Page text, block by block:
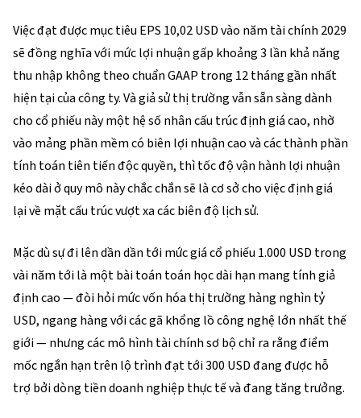
Việc đạt được mục tiêu EPS 10,02 USD vào năm tài chính 2029
sẽ đồng nghĩa với mức lợi nhuận gấp khoảng 3 lần khả năng
thu nhập không theo chuẩn GAAP trong 12 tháng gần nhất
hiện tại của công ty. Và giả sử thị trường vẫn sẵn sàng dành
cho cổ phiếu này một hệ số nhân cấu trúc định giá cao, nhờ
vào mảng phần mềm có biên lợi nhuận cao và các thành phần
tính toán tiên tiến độc quyền, thì tốc độ vận hành lợi nhuận
kéo dài ở quy mô này chắc chắn sẽ là cơ sở cho việc định giá
lại về mặt cấu trúc vượt xa các biên độ lịch sử.
Mặc dù sự đi lên dần dần tới mức giá cổ phiếu 1.000 USD trong
vài năm tới là một bài toán toán học dài hạn mang tính giả
định cao — đòi hỏi mức vốn hóa thị trường hàng nghìn tỷ
USD, ngang hàng với các gã khổng lồ công nghệ lớn nhất thế
giới — nhưng các mô hình tài chính sơ bộ chỉ ra rằng điểm
mốc ngắn hạn trên lộ trình đạt tới 300 USD đang được hỗ
trợ bởi dòng tiền doanh nghiệp thực tế và đang tăng trưởng.